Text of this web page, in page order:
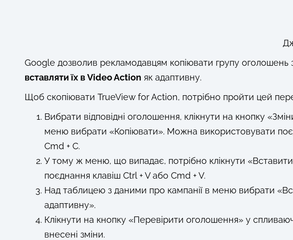
Google дозволив рекламодавцям копіювати групу оголошень
вставляти їх в Video Action як адаптивну.
Щоб скопіювати TrueView for Action, потрібно пройти цей
Вибрати відповідні оголошення, клікнути на кнопку
меню вибрати «Копіювати». Можна використовувати
Cmd + C.
У тому ж меню, що випадає, потрібно клікнути
поєднання клавіш Ctrl + V або Cmd + V.
Над таблицею з даними про кампанії в меню вибрати
адаптивну».
Клікнути на кнопку «Перевірити оголошення» у
внесені зміни.